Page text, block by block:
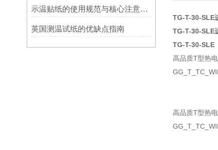
示温贴纸的使用规范与核心注意事项解读
英国测温试纸的优缺点指南
TG-T-30-SLE
TG-T-30-SLE
TG-T-30-SLE
高品质T型热
高品质T型热